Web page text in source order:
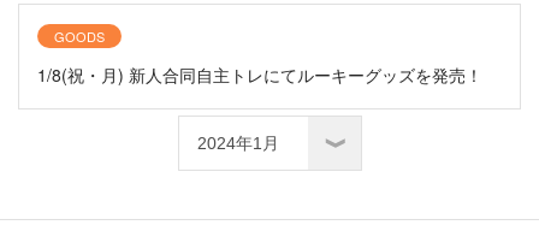
GOODS
1/8(祝・月) 新人合同自主トレにてルーキーグッズを発売！